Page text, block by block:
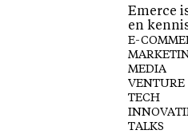
Emerce
en
E-
MEDIA
VENTURE
TECH
TALKS